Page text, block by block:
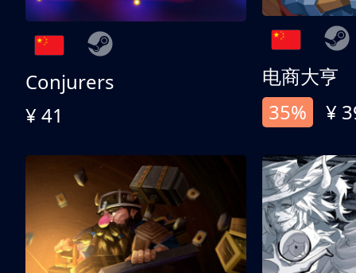
Conjurers
¥ 41
电商大亨
35%
¥